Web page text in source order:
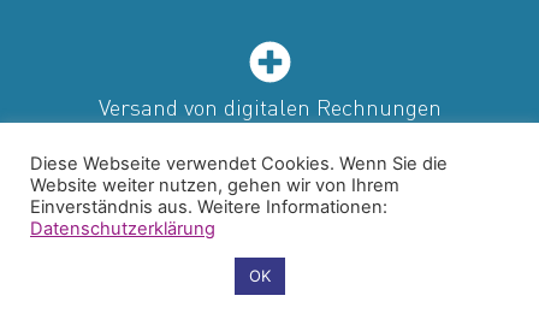
Versand von digitalen Rechnungen
Diese Webseite verwendet Cookies. Wenn Sie die
Website weiter nutzen, gehen wir von Ihrem
Einverständnis aus. Weitere Informationen:
Datenschutzerklärung
OK